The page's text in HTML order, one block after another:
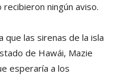
ningún aviso.
las sirenas de la isla
de Hawái, Mazie
esperaría a los